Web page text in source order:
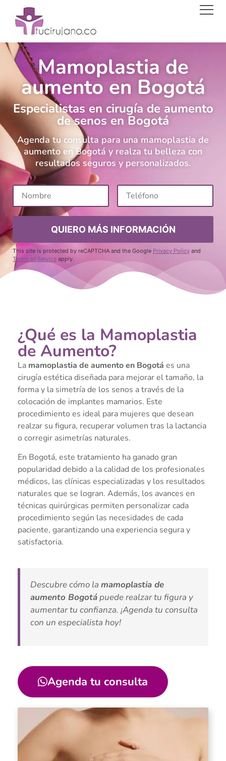
Mamoplastia de
aumento en Bogotá
Especialistas en cirugía de aumento
de senos en Bogotá
Agenda tu consulta para una mamoplastia de
aumento en Bogotá y realza tu belleza con
resultados seguros y personalizados.
This site is protected by reCAPTCHA and the Google Privacy Policy and
Terms of Service apply.
¿Qué es la Mamoplastia
de Aumento?
La mamoplastia de aumento en Bogotá es una
cirugía estética diseñada para mejorar el tamaño, la
forma y la simetría de los senos a través de la
colocación de implantes mamarios. Este
procedimiento es ideal para mujeres que desean
realzar su figura, recuperar volumen tras la lactancia
o corregir asimetrías naturales.
En Bogotá, este tratamiento ha ganado gran
popularidad debido a la calidad de los profesionales
médicos, las clínicas especializadas y los resultados
naturales que se logran. Además, los avances en
técnicas quirúrgicas permiten personalizar cada
procedimiento según las necesidades de cada
paciente, garantizando una experiencia segura y
satisfactoria.
Descubre cómo la mamoplastia de
aumento Bogotápuede realzar tu figura y
aumentar tu confianza. ¡Agenda tu consulta
con un especialista hoy!
Agenda tu consulta